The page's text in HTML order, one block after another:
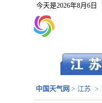
今天是2026年8月6日
中国天气网 > 江苏 >